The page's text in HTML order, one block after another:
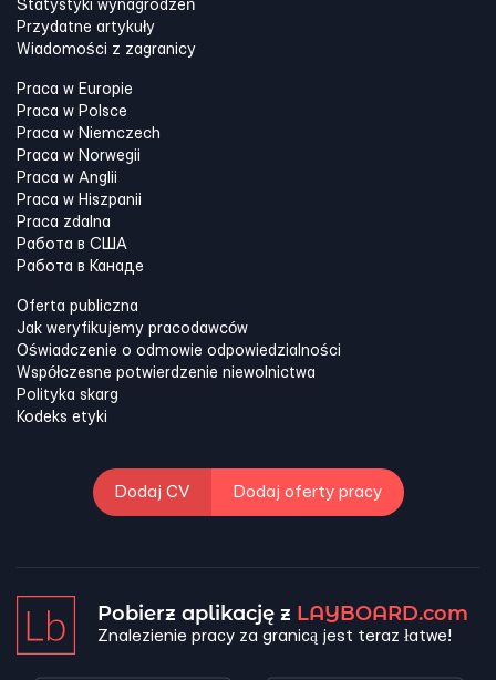
Statystyki wynagrodzeń
Przydatne artykuły
Wiadomości z zagranicy
Praca w Europie
Praca w Polsce
Praca w Niemczech
Praca w Norwegii
Praca w Anglii
Praca w Hiszpanii
Praca zdalna
Работа в США
Работа в Канадe
Oferta publiczna
Jak weryfikujemy pracodawców
Oświadczenie o odmowie odpowiedzialności
Współczesne potwierdzenie niewolnictwa
Polityka skarg
Kodeks etyki
Dodaj CV Dodaj oferty pracy
Pobierz aplikację z LAYBOARD.com
Znalezienie pracy za granicą jest teraz łatwe!